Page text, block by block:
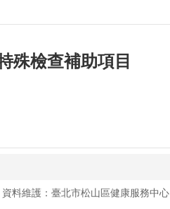
殊檢查補助項目
資料維護：臺北市松山區健康服務中心